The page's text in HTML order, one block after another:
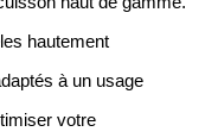
hautement
à un usage
votre